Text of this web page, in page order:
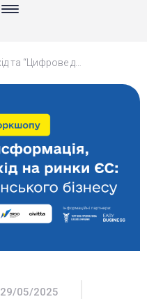
29/05/2025